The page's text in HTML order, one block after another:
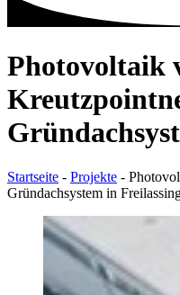
Photovoltaik
Startseite - Projekte -
Gründachsystem in